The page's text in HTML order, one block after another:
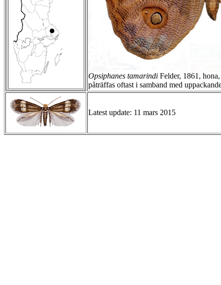
Opsiphanes tamarindi Felder, 1861,
påträffas oftast i samband med
Latest update: 11 mars 2015